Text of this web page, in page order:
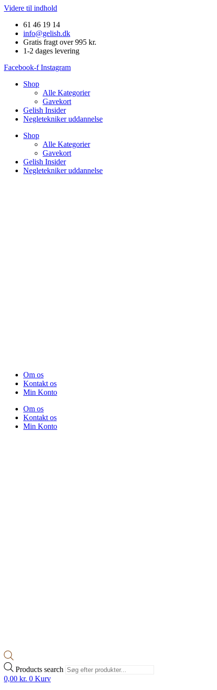
Videre til indhold
61 46 19 14
info@gelish.dk
Gratis fragt over 995 kr.
1-2 dages levering
Facebook-f Instagram
Shop
Alle Kategorier
Gavekort
Gelish Insider
Negletekniker uddannelse
Shop
Alle Kategorier
Gavekort
Gelish Insider
Negletekniker uddannelse
Om os
Kontakt os
Min Konto
Om os
Kontakt os
Min Konto
Products search
0,00 kr. 0 Kurv